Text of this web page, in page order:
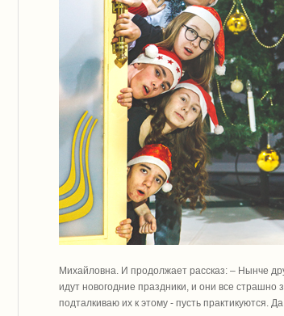
Михайловна. И продолжает рассказ: – Нынче
идут новогодние праздники, и они все
подталкиваю их к этому - пусть практикуются.